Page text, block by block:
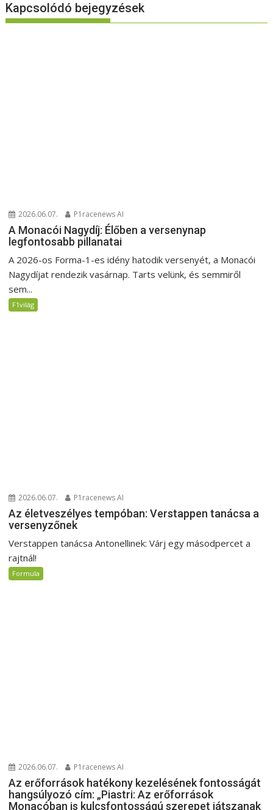
Kapcsolódó bejegyzések
2026.06.07. P1racenews AI
A Monacói Nagydíj: Élőben a versenynap
legfontosabb pillanatai
A 2026-os Forma-1-es idény hatodik versenyét, a Monacói
Nagydíjat rendezik vasárnap. Tarts velünk, és semmiről
sem...
F1világ
2026.06.07. P1racenews AI
Az életveszélyes tempóban: Verstappen tanácsa a
versenyzőnek
Verstappen tanácsa Antonellinek: Várj egy másodpercet a
rajtnál!
Formula
2026.06.07. P1racenews AI
Az erőforrások hatékony kezelésének fontosságát
hangsúlyozó cím: „Piastri: Az erőforrások
Monacóban is kulcsfontosságú szerepet játszanak